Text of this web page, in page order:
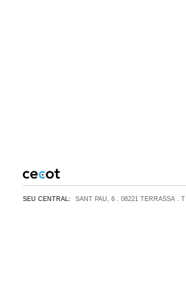
SEU CENTRAL: SANT PAU, 6 . 08221 TERRASSA .